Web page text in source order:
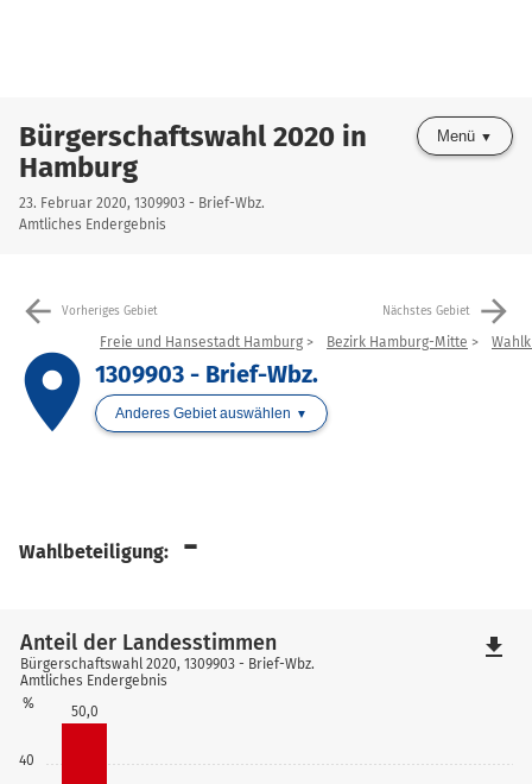
Bürgerschaftswahl 2020 in
Hamburg
23. Februar 2020, 1309903 - Brief-Wbz.
Amtliches Endergebnis
Menü
arrow_back Vorheriges Gebiet Nächstes Gebiet arrow_forward
place
Freie und Hansestadt Hamburg Bezirk Hamburg-Mitte
1309903 - Brief-Wbz.
Anderes Gebiet auswählen
Wahlbeteiligung: -
40
%
50,0
Anteil der Landesstimmen
Bürgerschaftswahl 2020, 1309903 - Brief-Wbz.
Amtliches Endergebnis
file_download